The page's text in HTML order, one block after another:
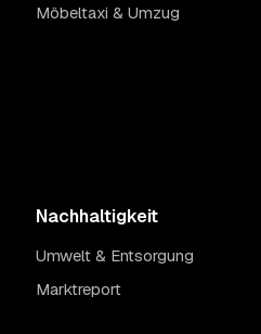
Möbeltaxi & Umzug
Nachhaltigkeit
Umwelt & Entsorgung
Marktreport